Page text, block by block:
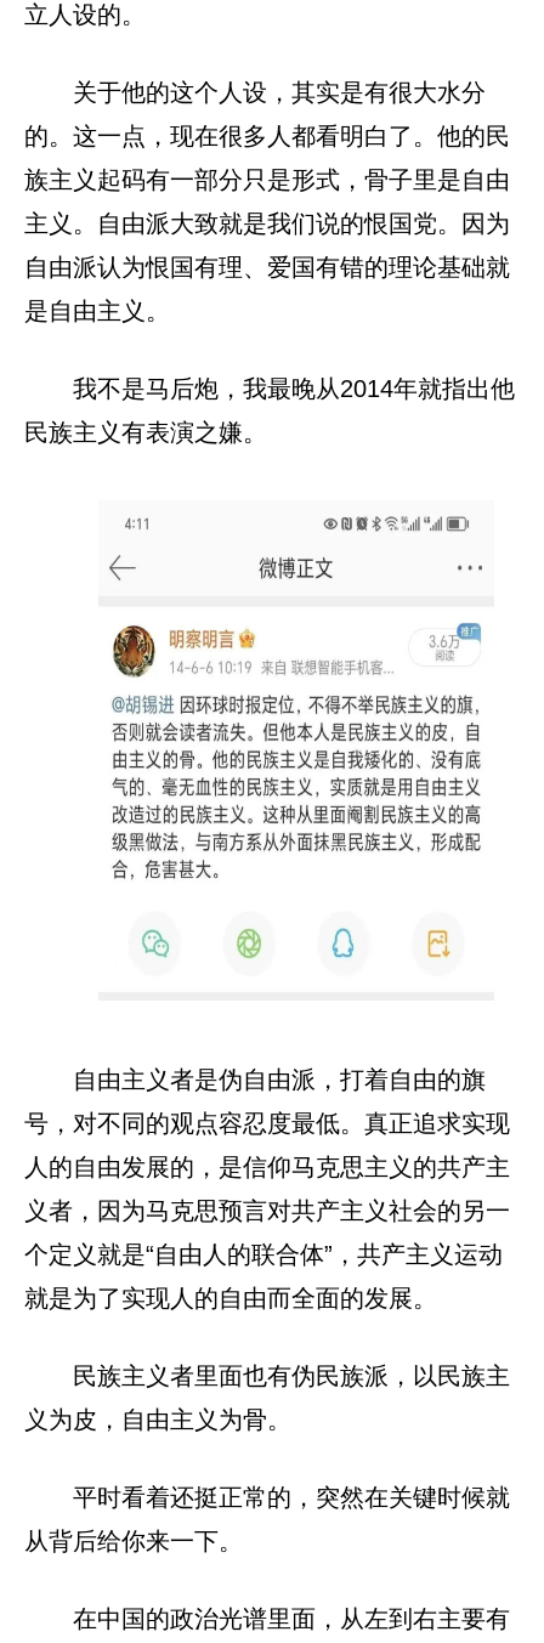
立人设的。
关于他的这个人设，其实是有很大水分
的。这一点，现在很多人都看明白了。他的民
族主义起码有一部分只是形式，骨子里是自由
主义。自由派大致就是我们说的恨国党。因为
自由派认为恨国有理、爱国有错的理论基础就
是自由主义。
我不是马后炮，我最晚从2014年就指出他
民族主义有表演之嫌。
自由主义者是伪自由派，打着自由的旗
号，对不同的观点容忍度最低。真正追求实现
人的自由发展的，是信仰马克思主义的共产主
义者，因为马克思预言对共产主义社会的另一
个定义就是“自由人的联合体”，共产主义运动
就是为了实现人的自由而全面的发展。
民族主义者里面也有伪民族派，以民族主
义为皮，自由主义为骨。
平时看着还挺正常的，突然在关键时候就
从背后给你来一下。
在中国的政治光谱里面，从左到右主要有